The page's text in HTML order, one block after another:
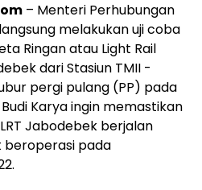
– Menteri Perhubungan
melakukan uji coba
Ringan atau Light Rail
dari Stasiun TMII -
pergi pulang (PP) pada
Budi Karya ingin memastikan
Jabodebek berjalan
pada